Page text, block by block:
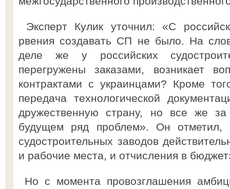
Эксперт Кулик уточнил: «С
рвения создавать СП не было. На
деле же у российских
перегружены заказами, возникает
контрактами с украинцами? Кроме
передача технологической
дружественную страну, но все же
будущем ряд проблем». Он отметил,
судостроительных заводов
и рабочие места, и отчисления в
Но с момента провозглашения